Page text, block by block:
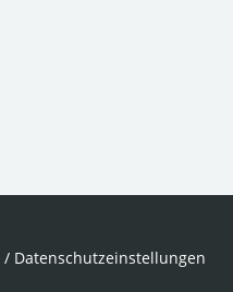
/ Datenschutzeinstellungen